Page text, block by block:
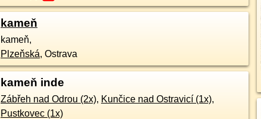
kameň
kameň,
Plzeňská, Ostrava
kameň inde
Zábřeh nad Odrou (2x), Kunčice nad Ostravicí (1x),
Pustkovec (1x)